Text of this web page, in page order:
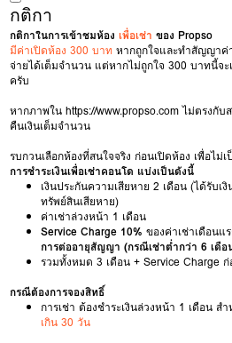
กติกา
กติกาในการเข้าชมห้องเพื่อเช่า ของ Propso
มีค่าเปิดห้อง 300 บาท หากถูกใจและทำสัญญาค่
จ่ายได้เต็มจำนวน แต่หากไม่ถูกใจ 300 บาทนี้จะ
ครับ
หากภาพในhttps://www.propso.comไม่ตรงกับ
คืนเงินเต็มจำนวน
รบกวนเลือกห้องที่สนใจจริง ก่อนเปิดห้อง เพื่อไม่เ
การชำระเงินเพื่อเช่าคอนโด แบ่งเป็นดังนี้
เงินประกันความเสียหาย 2 เดือน (ได้รับ
ทรัพย์สินเสียหาย)
ค่าเช่าล่วงหน้า 1 เดือน
Service Charge 10% ของค่าเช่าเดือนแ
การต่ออายุสัญญา (กรณีเช่าต่ำกว่า 6 เดือ
รวมทั้งหมด 3 เดือน + Service Charge ก่
กรณีต้องการจองสิทธิ์
การเช่า ต้องชำระเงินล่วงหน้า 1 เดือน
เกิน 30 วัน